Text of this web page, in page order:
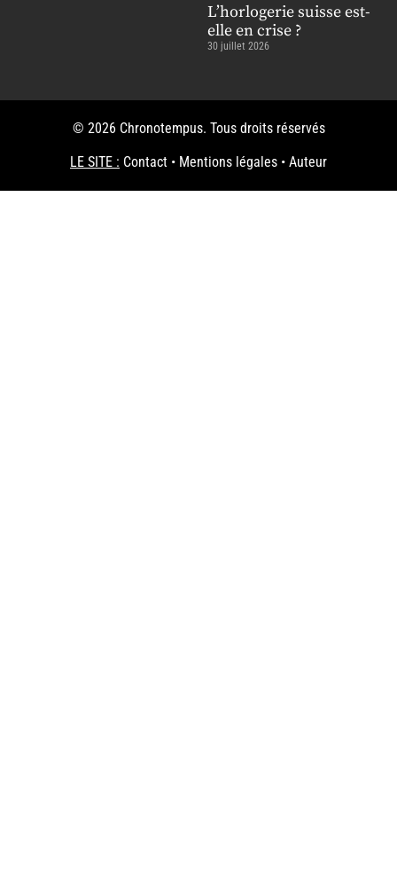
L’horlogerie suisse est-
elle en crise ?
30 juillet 2026
© 2026 Chronotempus. Tous droits réservés
LE SITE : Contact • Mentions légales • Auteur